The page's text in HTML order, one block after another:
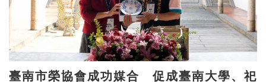
臺南市榮協會成功媒合 促成臺南大學、祀